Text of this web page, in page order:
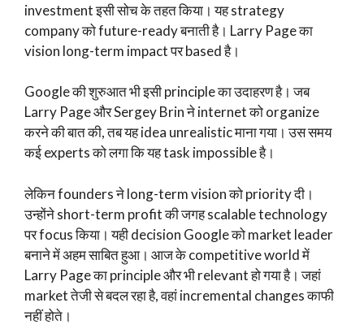
investment इसी सोच के तहत किया। यह strategy
company को future-ready बनाती है। Larry Page का
vision long-term impact पर based है।
Google की शुरुआत भी इसी principle का उदाहरण है। जब
Larry Page और Sergey Brin ने internet को organize
करने की बात की, तब यह idea unrealistic माना गया। उस समय
कई experts को लगा कि यह task impossible है।
लेकिन founders ने long-term vision को priority दी।
उन्होंने short-term profit की जगह scalable technology
पर focus किया। यही decision Google को market leader
बनाने में अहम साबित हुआ। आज के competitive world में
Larry Page का principle और भी relevant हो गया है। जहां
market तेजी से बदल रहा है, वहां incremental changes काफी
नहीं होते।